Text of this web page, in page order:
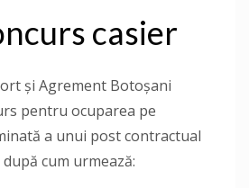
casier
și Agrement Botoşani
pentru ocuparea pe
a unui post contractual
după cum urmează: